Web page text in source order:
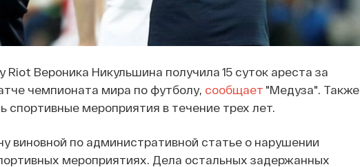
Riot Вероника Никульшина получила 15 суток ареста за
чемпионата мира по футболу, сообщает "Медуза". Также
спортивные мероприятия в течение трех лет.
виновной по административной статье о нарушении
мероприятиях. Дела остальных задержанных